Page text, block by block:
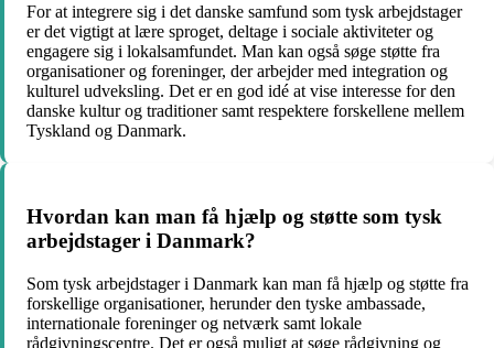
For at integrere sig i det danske samfund som tysk arbejdstager
er det vigtigt at lære sproget, deltage i sociale aktiviteter og
engagere sig i lokalsamfundet. Man kan også søge støtte fra
organisationer og foreninger, der arbejder med integration og
kulturel udveksling. Det er en god idé at vise interesse for den
danske kultur og traditioner samt respektere forskellene mellem
Tyskland og Danmark.
Hvordan kan man få hjælp og støtte som tysk
arbejdstager i Danmark?
Som tysk arbejdstager i Danmark kan man få hjælp og støtte fra
forskellige organisationer, herunder den tyske ambassade,
internationale foreninger og netværk samt lokale
rådgivningscentre. Det er også muligt at søge rådgivning og